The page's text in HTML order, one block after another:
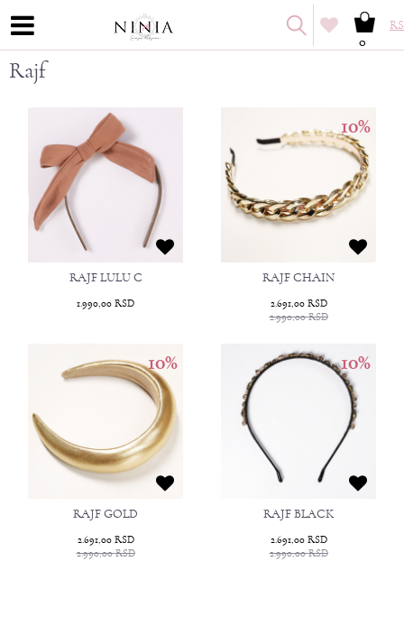
RS
0
Rajf
RAJF LULU C
1.990,00 RSD
10%
RAJF CHAIN
2.691,00 RSD
2.990,00RSD
10%
RAJF GOLD
2.691,00 RSD
2.990,00RSD
10%
RAJF BLACK
2.691,00 RSD
2.990,00RSD